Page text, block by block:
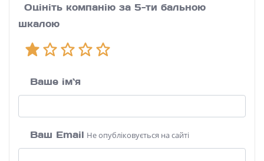
Оцініть компанію за 5-ти бальною
шкалою
Ваше ім`я
Ваш Email Не опубліковується на сайті